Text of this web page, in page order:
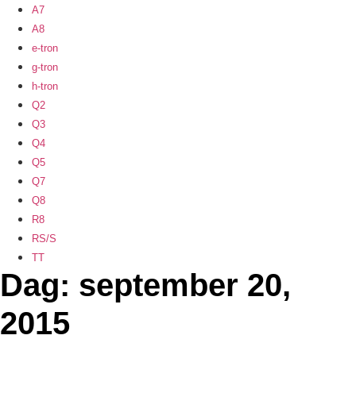
A7
A8
e-tron
g-tron
h-tron
Q2
Q3
Q4
Q5
Q7
Q8
R8
RS/S
TT
Dag: september 20,
2015